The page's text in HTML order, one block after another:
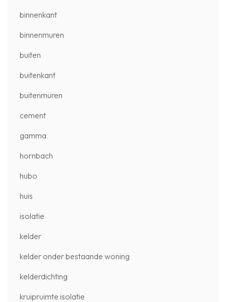
binnenkant
binnenmuren
buiten
buitenkant
buitenmuren
cement
gamma
hornbach
hubo
huis
isolatie
kelder
kelder onder bestaande woning
kelderdichting
kruipruimte isolatie